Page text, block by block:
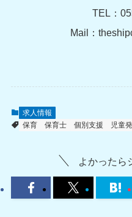
TEL：
Mail：
求人情報
保育
保育士 個別支援 児童
よかったら